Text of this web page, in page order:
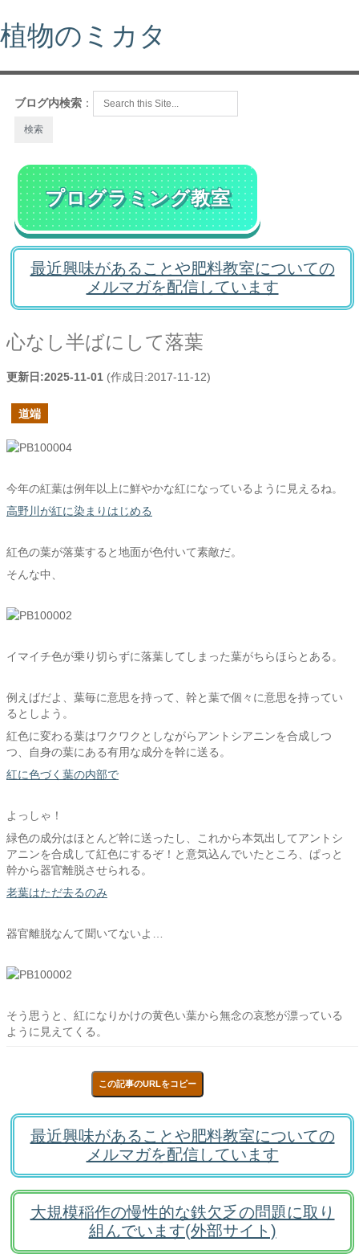
植物のミカタ
ブログ内検索 ：
プログラミング教室
最近興味があることや肥料教室についての
メルマガを配信しています
心なし半ばにして落葉
更新日:2025-11-01 (作成日:2017-11-12)
道端
今年の紅葉は例年以上に鮮やかな紅になっているように見えるね。
高野川が紅に染まりはじめる
紅色の葉が落葉すると地面が色付いて素敵だ。
そんな中、
イマイチ色が乗り切らずに落葉してしまった葉がちらほらとある。
例えばだよ、葉毎に意思を持って、幹と葉で個々に意思を持ってい
るとしよう。
紅色に変わる葉はワクワクとしながらアントシアニンを合成しつ
つ、自身の葉にある有用な成分を幹に送る。
紅に色づく葉の内部で
よっしゃ！
緑色の成分はほとんど幹に送ったし、これから本気出してアントシ
アニンを合成して紅色にするぞ！と意気込んでいたところ、ぱっと
幹から器官離脱させられる。
老葉はただ去るのみ
器官離脱なんて聞いてないよ…
そう思うと、紅になりかけの黄色い葉から無念の哀愁が漂っている
ように見えてくる。
この記事のURLをコピー
最近興味があることや肥料教室についての
メルマガを配信しています
大規模稲作の慢性的な鉄欠乏の問題に取り
組んでいます(外部サイト)